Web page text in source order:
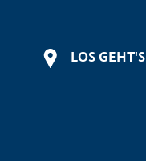
LOS GEHT'S